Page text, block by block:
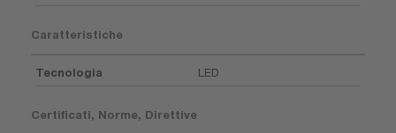
Caratteristiche
Tecnologia LED
Certificati, Norme, Direttive